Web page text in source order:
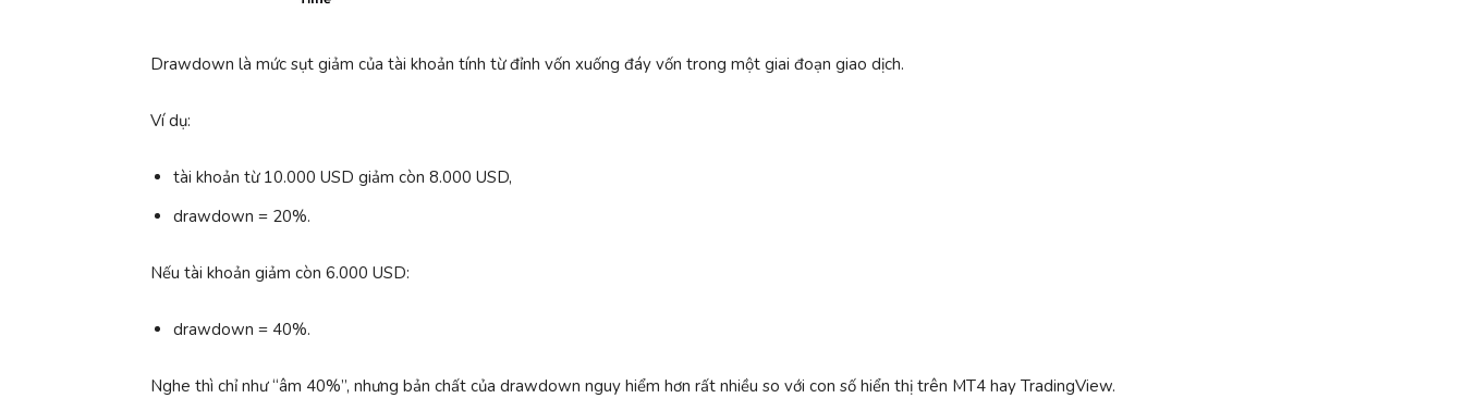
Drawdown là mức sụt giảm của tài khoản tính từ đỉnh vốn xuống đáy vốn trong một giai đoạn giao dịch.
Ví dụ:
tài khoản từ 10.000 USD giảm còn 8.000 USD,
drawdown = 20%.
Nếu tài khoản giảm còn 6.000 USD:
drawdown = 40%.
Nghe thì chỉ như “âm 40%”, nhưng bản chất của drawdown nguy hiểm hơn rất nhiều so với con số hiển thị trên MT4 hay TradingView.